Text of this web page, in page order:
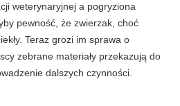
weterynaryjnej a pogryziona
pewność, że zwierzak, choć
Teraz grozi im sprawa o
zebrane materiały przekazują do
dalszych czynności.